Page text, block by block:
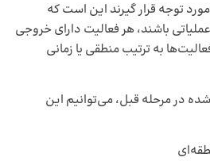
توجه قرار گیرند این است که
باشند، هر فعالیت دارای خروجی
به ترتیب منطقی یا زمانی
در مرحله قبل، می‌توانیم این